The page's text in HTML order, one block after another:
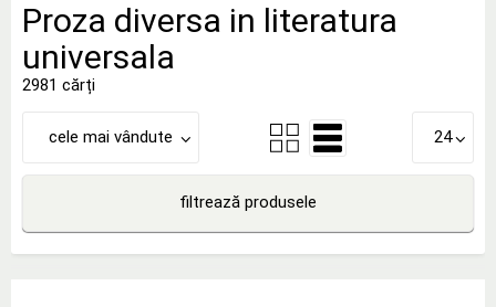
Proza diversa in literatura
universala
2981 cărți
cele mai vândute 24
filtrează produsele